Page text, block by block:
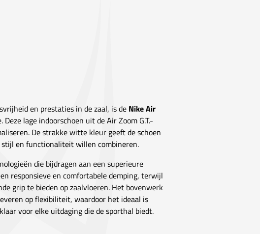
en prestaties in de zaal, is de Nike Air
lage indoorschoen uit de Air Zoom G.T.-
De strakke witte kleur geeft de schoen
en functionaliteit willen combineren.
die bijdragen aan een superieure
responsieve en comfortabele demping, terwijl
grip te bieden op zaalvloeren. Het bovenwerk
op flexibiliteit, waardoor het ideaal is
voor elke uitdaging die de sporthal biedt.